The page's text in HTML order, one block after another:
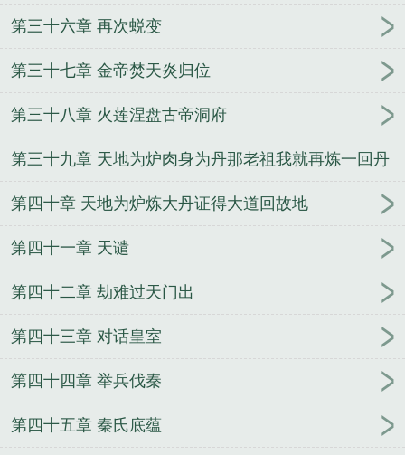
第三十六章 再次蜕变
第三十七章 金帝焚天炎归位
第三十八章 火莲涅盘古帝洞府
第三十九章 天地为炉肉身为丹那老祖我就再炼一回丹
第四十章 天地为炉炼大丹证得大道回故地
第四十一章 天谴
第四十二章 劫难过天门出
第四十三章 对话皇室
第四十四章 举兵伐秦
第四十五章 秦氏底蕴